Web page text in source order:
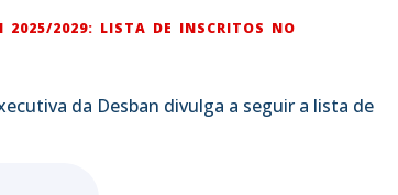
2025/2029: LISTA DE INSCRITOS NO
da Desban divulga a seguir a lista de